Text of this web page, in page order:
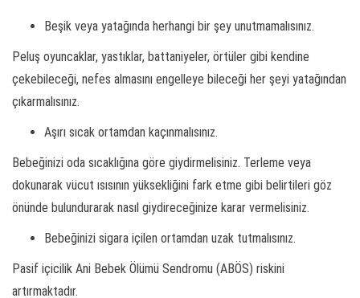
Beşik veya yatağında herhangi bir şey unutmamalısınız.
Peluş oyuncaklar, yastıklar, battaniyeler, örtüler gibi kendine
çekebileceği, nefes almasını engelleye bileceği her şeyi yatağından
çıkarmalısınız.
Aşırı sıcak ortamdan kaçınmalısınız.
Bebeğinizi oda sıcaklığına göre giydirmelisiniz. Terleme veya
dokunarak vücut ısısının yüksekliğini fark etme gibi belirtileri göz
önünde bulundurarak nasıl giydireceğinize karar vermelisiniz.
Bebeğinizi sigara içilen ortamdan uzak tutmalısınız.
Pasif içicilik Ani Bebek Ölümü Sendromu (ABÖS) riskini
artırmaktadır.